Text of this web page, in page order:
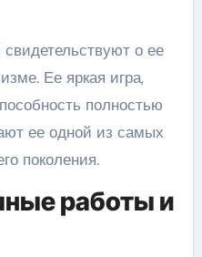
о ее
Ее яркая игра,
полностью
ее одной из самых
поколения.
работы и